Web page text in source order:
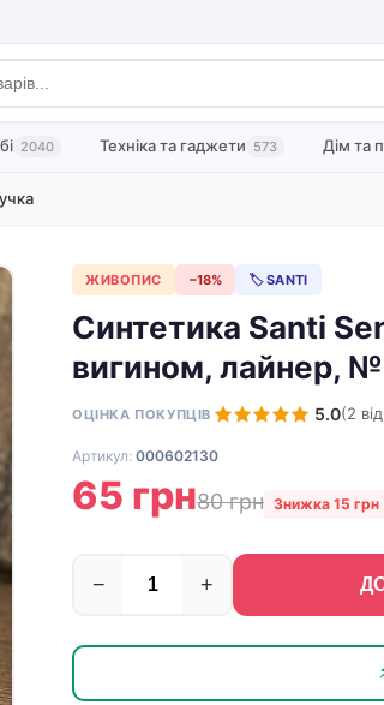
2040 Техніка та гаджети 573 Дім та
ЖИВОПИС −18% 🏷 SANTI
Синтетика Santi
вигином, лайнер,
ОЦІНКА ПОКУПЦІВ 5.0(2
Артикул: 000602130
65 грн80 грн Знижка 15 грн
− +